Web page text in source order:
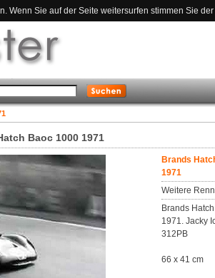
Sie auf der Seite weitersurfen stimmen Sie
Baoc 1000 1971
Brands
1971
Weitere
Brands
1971. Jacky
312PB
66 x 41 cm